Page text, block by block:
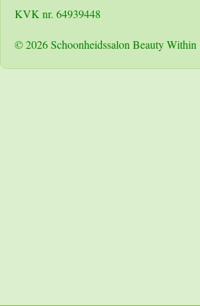
KVK nr. 64939448
© 2026 Schoonheidssalon Beauty Within